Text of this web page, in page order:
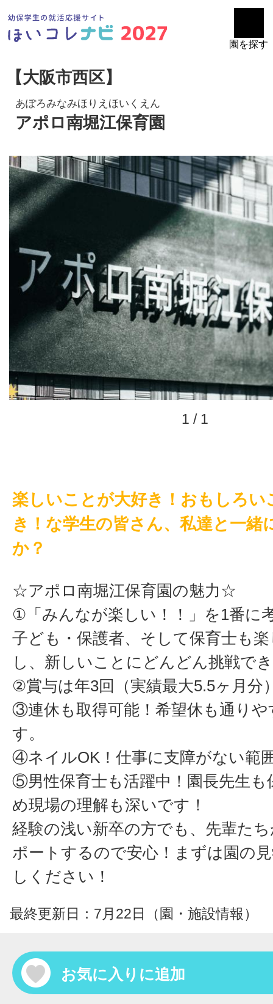
園を探す
【大阪市西区】
あぽろみなみほりえほいくえん
アポロ南堀江保育園
1 / 1
楽しいことが大好き！おもしろい
き！な学生の皆さん、私達と一緒
か？
☆アポロ南堀江保育園の魅力☆
①「みんなが楽しい！！」を1番に
子ども・保護者、そして保育士も
し、新しいことにどんどん挑戦で
②賞与は年3回（実績最大5.5ヶ月分
③連休も取得可能！希望休も通りや
す。
④ネイルOK！仕事に支障がない範
⑤男性保育士も活躍中！園長先生も
め現場の理解も深いです！
経験の浅い新卒の方でも、先輩た
ポートするので安心！まずは園の
しください！
最終更新日：7月22日（園・施設情報）
お気に入りに追加